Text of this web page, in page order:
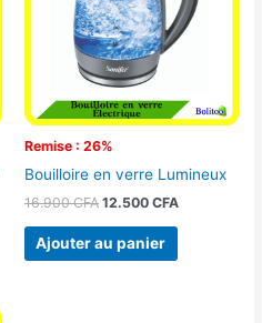
Remise : 26%
Bouilloire en verre Lumineux
16.900CFA 12.500 CFA
Ajouter au panier